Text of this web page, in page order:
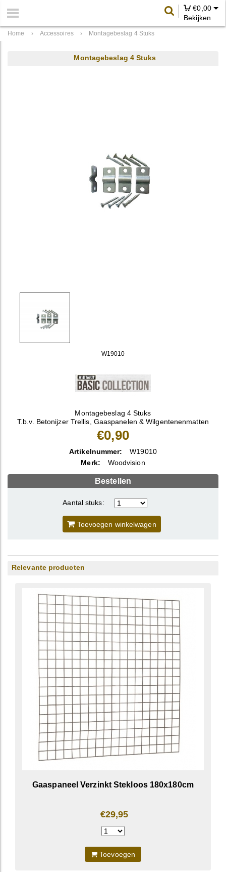
€0,00
Bekijken
Home › Accessoires › Montagebeslag 4 Stuks
Montagebeslag 4 Stuks
W19010
Montagebeslag 4 Stuks
T.b.v. Betonijzer Trellis, Gaaspanelen & Wilgentenenmatten
€0,90
Artikelnummer:
W19010
Merk:
Woodvision
Bestellen
Aantal stuks:
Toevoegen winkelwagen
Relevante producten
Gaaspaneel Verzinkt Stekloos 180x180cm
€29,95
Toevoegen